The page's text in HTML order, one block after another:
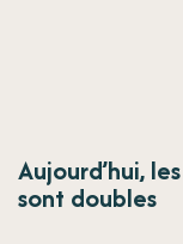
Aujourd’hui,
sont doubles